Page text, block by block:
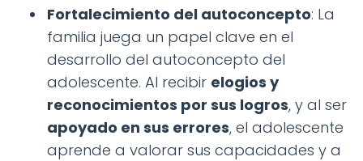
Fortalecimiento del autoconcepto: La
familia juega un papel clave en el
desarrollo del autoconcepto del
adolescente. Al recibir elogios y
reconocimientos por sus logros, y al ser
apoyado en sus errores, el adolescente
aprende a valorar sus capacidades y a